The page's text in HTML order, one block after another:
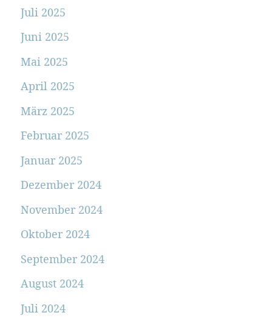
Juli 2025
Juni 2025
Mai 2025
April 2025
März 2025
Februar 2025
Januar 2025
Dezember 2024
November 2024
Oktober 2024
September 2024
August 2024
Juli 2024